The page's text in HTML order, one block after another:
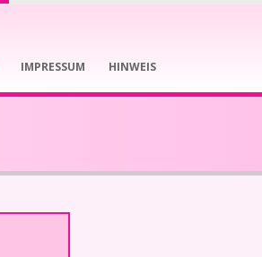
IMPRESSUM HINWEIS